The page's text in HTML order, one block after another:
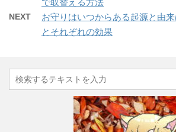
で取替える方法
NEXT
お守りはいつからある起源と由
とそれぞれの効果